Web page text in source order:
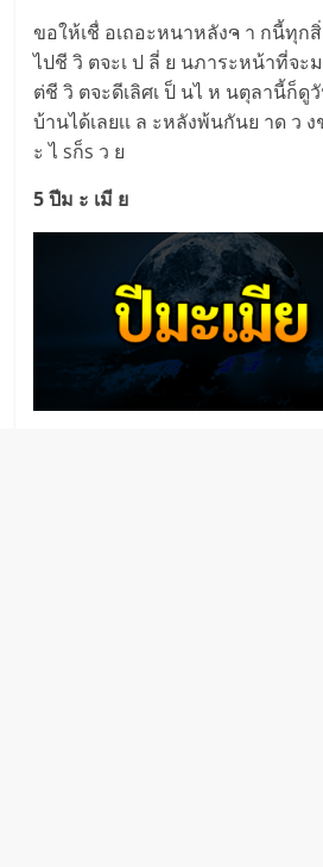
ขอให้เชื่ อเถอะหนาหลังຈ า กนี้ทุกสิ่
ไปชี วิ ตจะเ ป ลี่ ย นภาระหน้าที่จะม
ต่ชี วิ ตจะดีเลิศเ ป็ นไ ห นตุลานี้ก็ดู
บ้านได้เลยเเ ล ะหลังพ้นกันย าด ว
ะ ไ sก็s ว ย
5 ปีม ะ เมี ย